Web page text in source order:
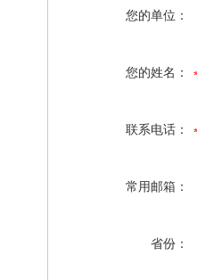
您的单位：
您的姓名：
联系电话：
常用邮箱：
省份：